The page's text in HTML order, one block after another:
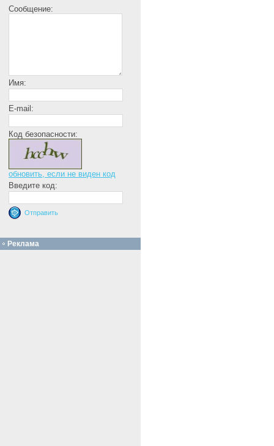
Сообщение:
Имя:
E-mail:
Код безопасности:
обновить, если не виден код
Введите код:
Реклама